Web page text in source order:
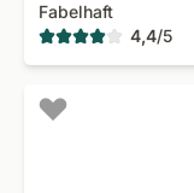
Fabelhaft
4,4/5